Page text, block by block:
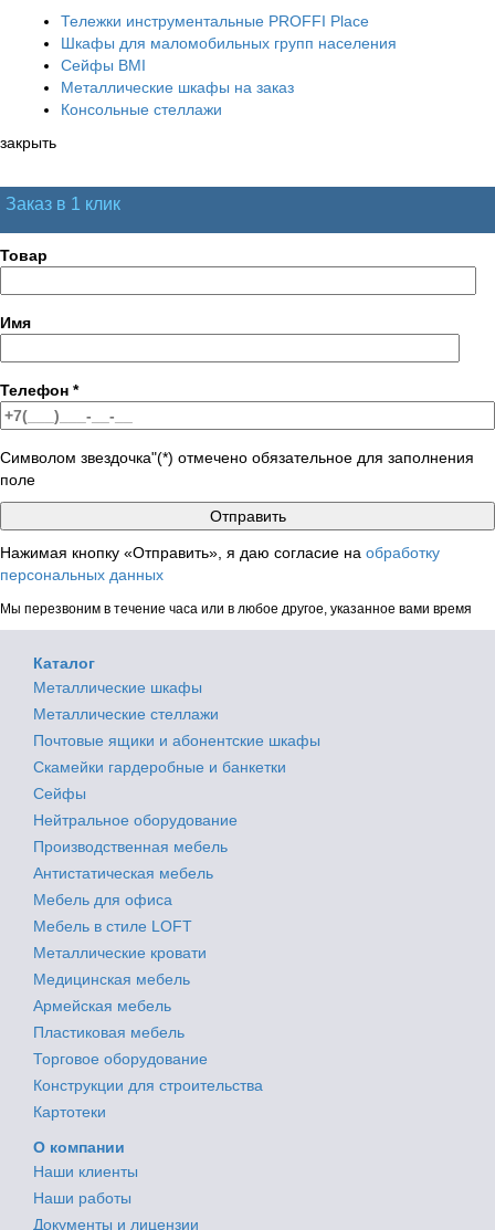
Тележки инструментальные PROFFI Place
Шкафы для маломобильных групп населения
Сейфы ВМI
Металлические шкафы на заказ
Консольные стеллажи
закрыть
Заказ в 1 клик
Товар
Имя
Телефон *
Символом звездочка"(*) отмечено обязательное для заполнения
поле
Нажимая кнопку «Отправить», я даю согласие на обработку
персональных данных
Мы перезвоним в течение часа или в любое другое, указанное вами время
Каталог
Металлические шкафы
Металлические стеллажи
Почтовые ящики и абонентские шкафы
Скамейки гардеробные и банкетки
Сейфы
Нейтральное оборудование
Производственная мебель
Антистатическая мебель
Мебель для офиса
Мебель в стиле LOFT
Металлические кровати
Медицинская мебель
Армейская мебель
Пластиковая мебель
Торговое оборудование
Конструкции для строительства
Картотеки
О компании
Наши клиенты
Наши работы
Документы и лицензии